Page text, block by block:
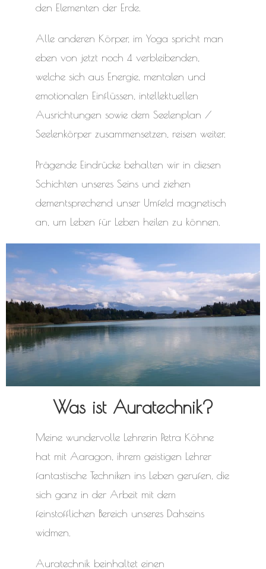
den Elementen der Erde.
Alle anderen Körper, im Yoga spricht man
eben von jetzt noch 4 verbleibenden,
welche sich aus Energie, mentalen und
emotionalen Einflüssen, intellektuellen
Ausrichtungen sowie dem Seelenplan /
Seelenkörper zusammensetzen, reisen weiter.
Prägende Eindrücke behalten wir in diesen
Schichten unseres Seins und ziehen
dementsprechend unser Umfeld magnetisch
an, um Leben für Leben heilen zu können.
Was ist Auratechnik?
Meine wundervolle Lehrerin Petra Köhne
hat mit Aaragon, ihrem geistigen Lehrer
fantastische Techniken ins Leben gerufen, die
sich ganz in der Arbeit mit dem
feinstofflichen Bereich unseres Dahseins
widmen.
Auratechnik beinhaltet einen